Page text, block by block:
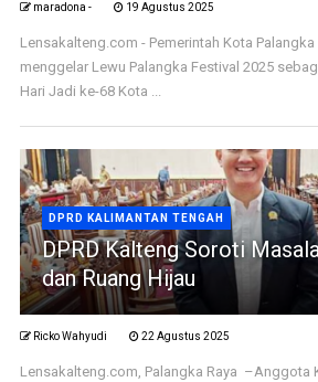
maradona - 19 Agustus 2025
Lensakalteng.com - Pemerintah Kota Palangka
menggelar Lewu Palangka Festival 2025
Hari Jadi ke-68 Kota ...
DPRD KALIMANTAN TENGAH
DPRD Kalteng Soroti
dan Ruang Hijau
Ricko Wahyudi 22 Agustus 2025
Lensakalteng.com, Palangka Raya –Anggota